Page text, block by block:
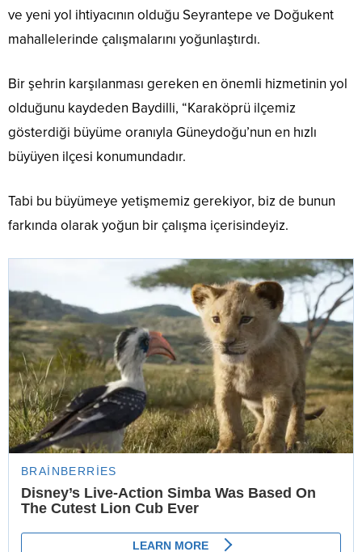
ve yeni yol ihtiyacının olduğu Seyrantepe ve Doğukent
mahallelerinde çalışmalarını yoğunlaştırdı.
Bir şehrin karşılanması gereken en önemli hizmetinin yol
olduğunu kaydeden Baydilli, “Karaköprü ilçemiz
gösterdiği büyüme oranıyla Güneydoğu’nun en hızlı
büyüyen ilçesi konumundadır.
Tabi bu büyümeye yetişmemiz gerekiyor, biz de bunun
farkında olarak yoğun bir çalışma içerisindeyiz.